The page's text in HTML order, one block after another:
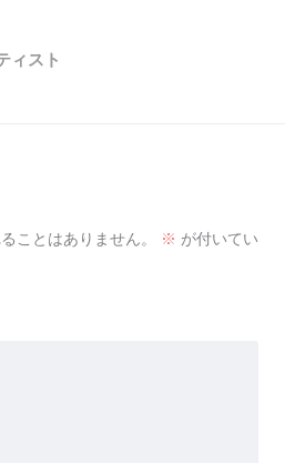
ィスト
ことはありません。 ※ が付いてい